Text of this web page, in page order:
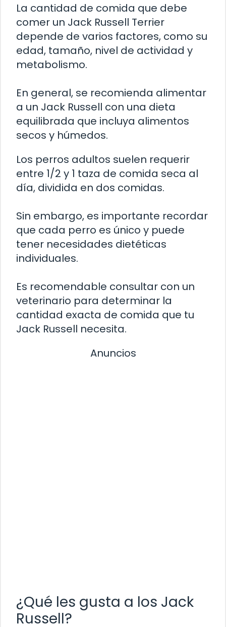
La cantidad de comida que debe
comer un Jack Russell Terrier
depende de varios factores, como su
edad, tamaño, nivel de actividad y
metabolismo.
En general, se recomienda alimentar
a un Jack Russell con una dieta
equilibrada que incluya alimentos
secos y húmedos.
Los perros adultos suelen requerir
entre 1/2 y 1 taza de comida seca al
día, dividida en dos comidas.
Sin embargo, es importante recordar
que cada perro es único y puede
tener necesidades dietéticas
individuales.
Es recomendable consultar con un
veterinario para determinar la
cantidad exacta de comida que tu
Jack Russell necesita.
Anuncios
¿Qué les gusta a los Jack
Russell?